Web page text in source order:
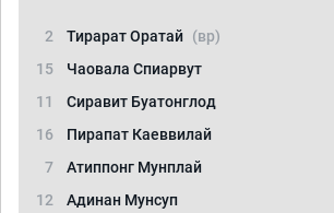
2 Тирарат Оратай (вр)
15
Чаовала Спиарвут
11
Сиравит Буатонглод
16
Пирапат Каеввилай
7
Атиппонг Мунплай
12
Адинан Мунсуп